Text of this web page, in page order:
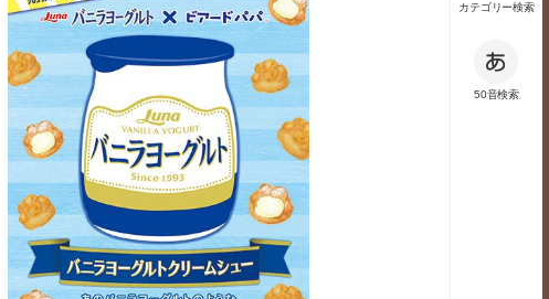
カテゴリー検索
50音検索